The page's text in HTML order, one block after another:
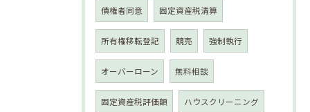
債権者同意 固定資産税清算
所有権移転登記 競売 強制執行
オーバーローン 無料相談
固定資産税評価額 ハウスクリーニング